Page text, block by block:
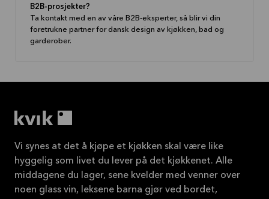
B2B-prosjekter?
Ta kontakt med en av våre B2B-eksperter, så blir vi din
foretrukne partner for dansk design av kjøkken, bad og
garderober.
Vi synes at det å kjøpe et kjøkken skal være like
hyggelig som livet du lever på det kjøkkenet. Alle
middagene du lager, sene kvelder med venner over
noen glass vin, leksene barna gjør ved bordet,